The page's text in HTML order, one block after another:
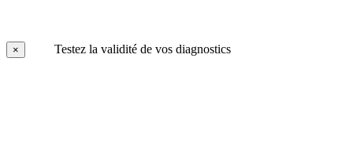
× Testez la validité de vos diagnostics